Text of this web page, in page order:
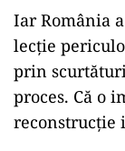
Iar România
lecție
prin
proces. Că o
reconstrucție